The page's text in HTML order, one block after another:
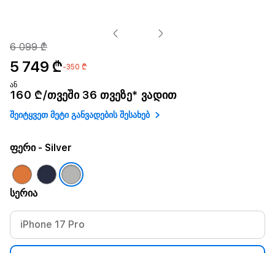
6 099 ₾
5 749 ₾-350 ₾
ან
160 ₾/თვეში 36 თვეზე* ვადით
შეიტყვეთ მეტი განვადების შესახებ
სერია
iPhone 17 Pro
ფერი- Silver